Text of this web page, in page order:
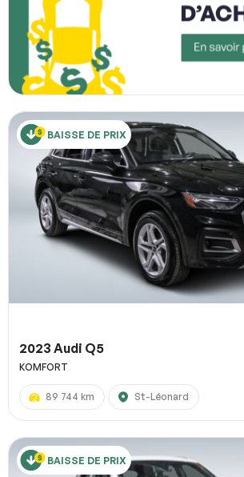
BAISSE DE PRIX
2023 Audi Q5
KOMFORT
89 744 km St-Léonard
BAISSE DE PRIX